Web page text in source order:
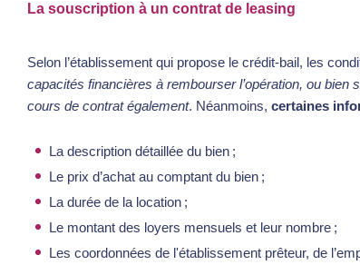
La souscription à un contrat de leasing
Selon l’établissement qui propose le crédit-bail, les
capacités financières à rembourser l’opération, ou bien
cours de contrat également. Néanmoins, certaines
La description détaillée du bien ;
Le prix d’achat au comptant du bien ;
La durée de la location ;
Le montant des loyers mensuels et leur nombre ;
Les coordonnées de l'établissement prêteur, de